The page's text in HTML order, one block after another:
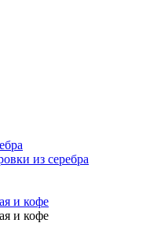
из серебра
и кофе
и кофе